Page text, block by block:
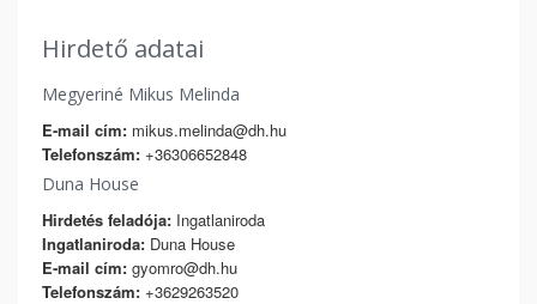
Hirdető adatai
Megyeriné Mikus Melinda
E-mail cím: mikus.melinda@dh.hu
Telefonszám: +36306652848
Duna House
Hirdetés feladója: Ingatlaniroda
Ingatlaniroda: Duna House
E-mail cím: gyomro@dh.hu
Telefonszám: +3629263520